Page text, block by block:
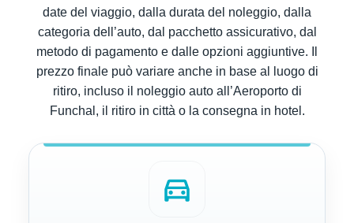
date del viaggio, dalla durata del noleggio, dalla
categoria dell’auto, dal pacchetto assicurativo, dal
metodo di pagamento e dalle opzioni aggiuntive. Il
prezzo finale può variare anche in base al luogo di
ritiro, incluso il noleggio auto all’Aeroporto di
Funchal, il ritiro in città o la consegna in hotel.
directions_car